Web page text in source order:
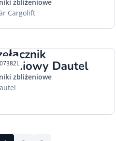
zbliżeniowe
Cargolift
Dautel
zbliżeniowe